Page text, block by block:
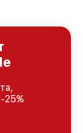
25%